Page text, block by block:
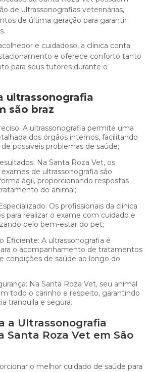
de ultrassonografias veterinárias,
de última geração para garantir
e cuidadoso, a clínica conta
e oferece conforto tanto
para seus tutores durante o
ultrassonografia
são braz
dos órgãos internos, facilitando
possíveis problemas de saúde;
de ultrassonografia são
ágil, proporcionando respostas
do animal;
para realizar o exame com cuidado e
pelo bem-estar do pet;
o acompanhamento de tratamentos
condições de saúde ao longo do
todo o carinho e respeito, garantindo
tranquila e segura.
a Ultrassonografia
Santa Roza Vet em São
o melhor cuidado de saúde para